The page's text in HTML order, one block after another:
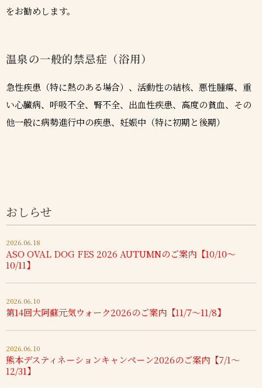
をお勧めします。
温泉の一般的禁忌症（浴用）
急性疾患（特に熱のある場合）、活動性の結核、悪性腫瘍、重
い心臓病、呼吸不全、腎不全、出血性疾患、高度の貧血、その
他一般に病勢進行中の疾患、妊娠中（特に初期と後期）
おしらせ
2026.06.18
ASO OVAL DOG FES 2026 AUTUMNのご案内【10/10～
10/11】
2026.06.10
第14回大阿蘇元気ウォーク2026のご案内【11/7～11/8】
2026.06.10
熊本デスティネーションキャンペーン2026のご案内【7/1～
12/31】